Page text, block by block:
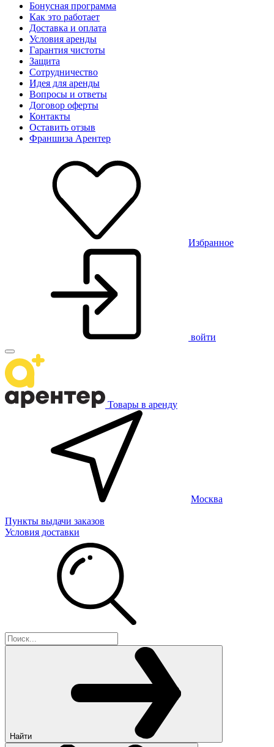
Бонусная программа
Как это работает
Доставка и оплата
Условия аренды
Гарантия чистоты
Защита
Сотрудничество
Идея для аренды
Вопросы и ответы
Договор оферты
Контакты
Оставить отзыв
Франшиза Арентер
Избранное
войти
Товары в аренду
Москва
Пункты выдачи заказов
Условия доставки
Найти